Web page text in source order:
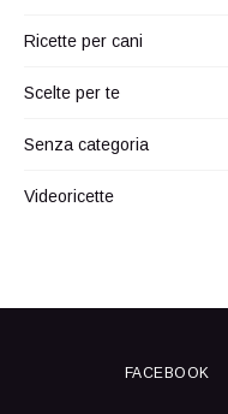
Ricette per cani
Scelte per te
Senza categoria
Videoricette
FACEBOOK